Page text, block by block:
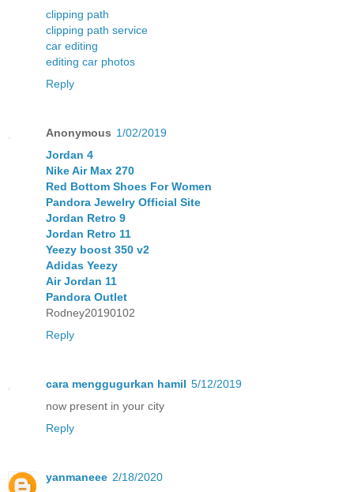
clipping path
clipping path service
car editing
editing car photos
Reply
Anonymous 1/02/2019
Jordan 4
Nike Air Max 270
Red Bottom Shoes For Women
Pandora Jewelry Official Site
Jordan Retro 9
Jordan Retro 11
Yeezy boost 350 v2
Adidas Yeezy
Air Jordan 11
Pandora Outlet
Rodney20190102
Reply
cara menggugurkan hamil 5/12/2019
now present in your city
Reply
yanmaneee 2/18/2020